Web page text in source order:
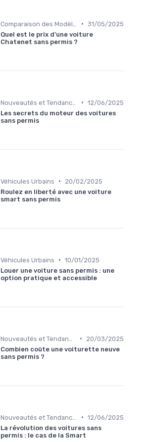
• 31/05/2025
Quel est le prix d'une voiture
Chatenet sans permis ?
• 12/06/2025
Les secrets du moteur des voitures
sans permis
Véhicules Urbains •
20/02/2025
Roulez en liberté avec une voiture
smart sans permis
Véhicules Urbains • 10/01/2025
Louer une voiture sans permis : une
option pratique et accessible
•
20/03/2025
Combien coûte une voiturette neuve
sans permis ?
• 12/06/2025
La révolution des voitures sans
permis : le cas de la Smart